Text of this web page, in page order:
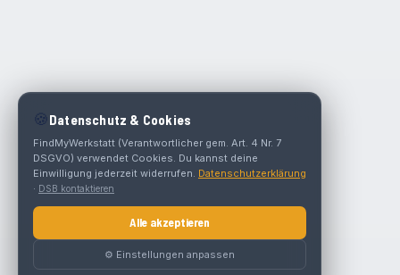
🍪 Datenschutz & Cookies
FindMyWerkstatt (Verantwortlicher gem. Art. 4 Nr. 7
DSGVO) verwendet Cookies. Du kannst deine
Einwilligung jederzeit widerrufen. Datenschutzerklärung
· DSB kontaktieren
Alle akzeptieren
⚙️ Einstellungen anpassen